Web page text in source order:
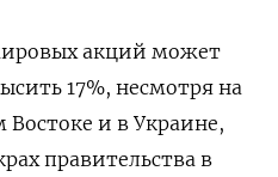
акций может
17%, несмотря на
и в Украине,
правительства в